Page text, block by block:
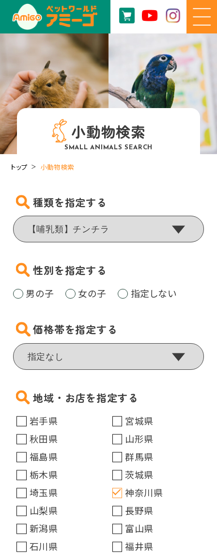
小動物検索
SMALL ANIMALS SEARCH
トップ 小動物検索
種類を指定する
性別を指定する
男の子 女の子 指定しない
価格帯を指定する
地域・お店を指定する
岩手県
宮城県
秋田県
山形県
福島県
群馬県
栃木県
茨城県
埼玉県
神奈川県
山梨県
長野県
新潟県
富山県
石川県
福井県